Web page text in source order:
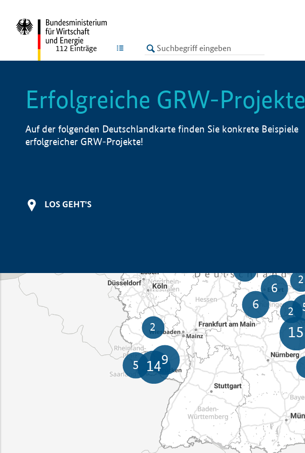
LISTE
112 Einträge
Erfolgreiche GRW-Projekte
Auf der folgenden Deutschlandkarte finden Sie konkrete Beispiele
erfolgreicher GRW-Projekte!
LOS GEHT'S